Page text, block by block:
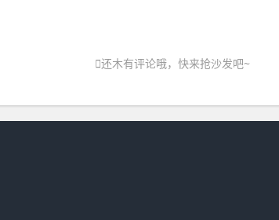
还木有评论哦，快来抢沙发吧~